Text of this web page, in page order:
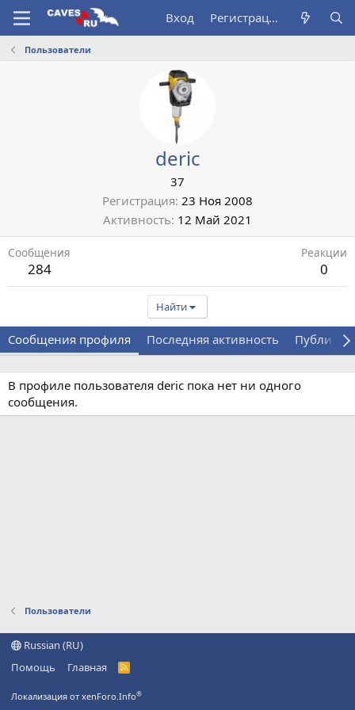
Вход Регистрация
Пользователи
deric
37
Регистрация 23 Ноя 2008
Активность 12 Май 2021
Сообщения
284
Реакции
0
Найти
Сообщения профиля Последняя активность
В профиле пользователя deric пока нет ни одного
сообщения.
Пользователи
Russian (RU)
Помощь
Главная
R
Локализация от xenForo.Info®